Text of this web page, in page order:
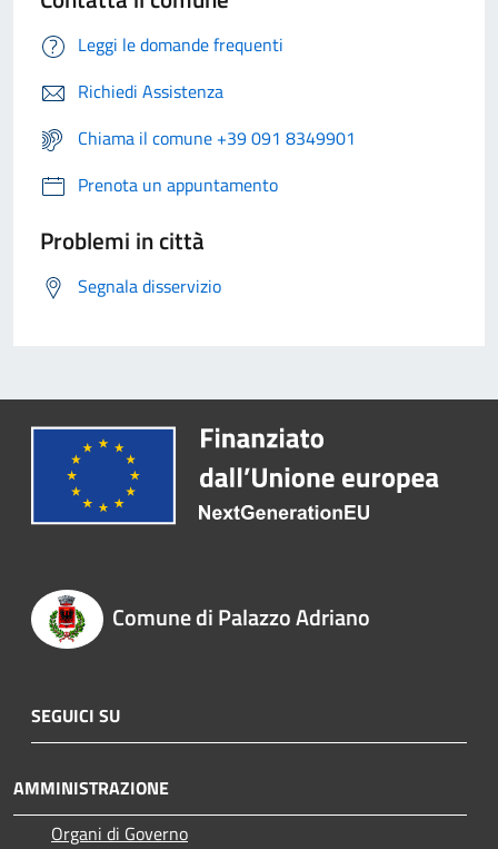
Leggi le domande frequenti
Richiedi Assistenza
Chiama il comune +39 091 8349901
Prenota un appuntamento
Problemi in città
Segnala disservizio
Comune di Palazzo Adriano
SEGUICI SU
AMMINISTRAZIONE
Organi di Governo